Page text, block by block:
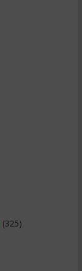
(325)